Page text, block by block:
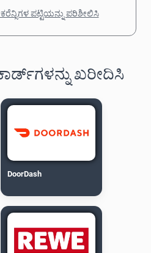
ಪಟ್ಟಿಯನ್ನು ಪರಿಶೀಲಿಸಿ
ಖರೀದಿಸಿ
DoorDash